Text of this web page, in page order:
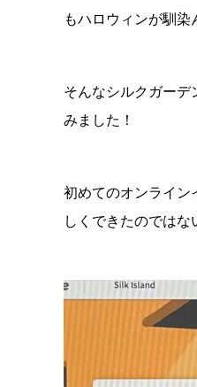
もハロウィンが馴染
そんなシルクガーデ
みました！
初めてのオンライン
しくできたのではな